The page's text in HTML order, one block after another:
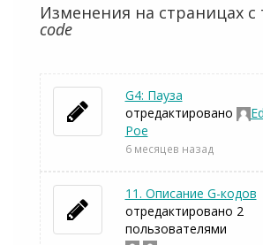
Изменения на страницах с
code
G4: Пауза
отредактировано
Poe
6 месяцев назад
11. Описание G-кодов
отредактировано 2
пользователями